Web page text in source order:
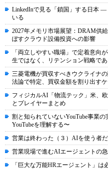
LinkedInで見る「鎖国」する日本
いる
2027年メモリ市場展望：DRAM供
ぼすクラウド設備投資への影響
「両立しやすい職場」で定着意向
生ではなく、リテンション戦略で
三菱電機が買収すべきウクライナ
法論で特定、買収金額を割り出す
フィジカルAI「物流テック」米、
とプレイヤーまとめ
割と知られていないYouTube事業
YouTubeを理解する〜
営業は終わった（３）AIを使う者
営業現場で進むAIエージェントの
「巨大な万能HRエージェント」は